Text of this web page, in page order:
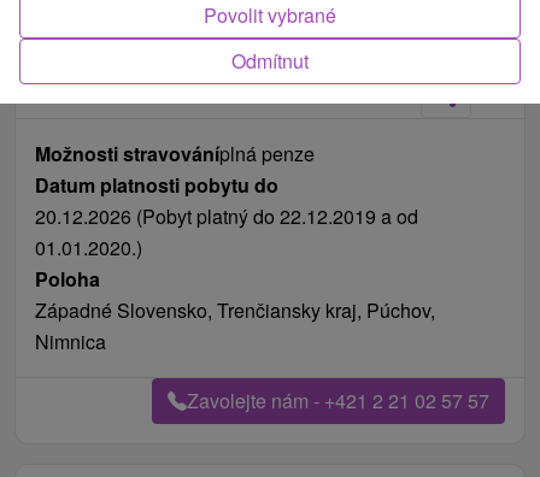
Fotografie od zákazníků +10
Možnosti stravováníplná penze
Datum platnosti pobytu do
20.12.2026 (Pobyt platný do 22.12.2019 a od
01.01.2020.)
Poloha
Západné Slovensko, Trenčiansky kraj, Púchov,
Nimnica
Zavolejte nám - +421 2 21 02 57 57
Odmítnut
Povolit vybrané